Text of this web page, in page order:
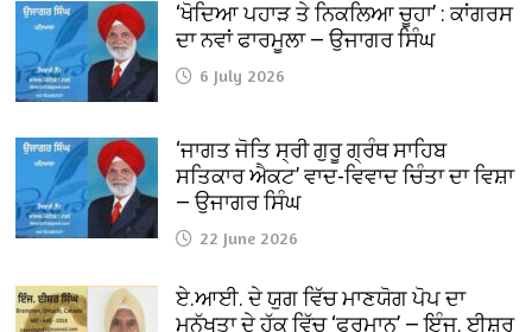
‘ਖੋਦਿਆ ਪਹਾੜ ਤੇ ਨਿਕਲਿਆ ਚੂਹਾ’ : ਕਾਂਗਰਸ
ਦਾ ਨਵਾਂ ਫਾਰਮੂਲਾ — ਉਜਾਗਰ ਸਿੰਘ
6 July 2026
‘ਜਾਗਤ ਜੋਤਿ ਸ੍ਰੀ ਗੁਰੂ ਗ੍ਰੰਥ ਸਾਹਿਬ
ਸਤਿਕਾਰ ਐਕਟ’ ਵਾਦ-ਵਿਵਾਦ ਚਿੰਤਾ ਦਾ ਵਿਸ਼ਾ
— ਉਜਾਗਰ ਸਿੰਘ
22 June 2026
ਏ.ਆਈ. ਦੇ ਯੁਗ ਵਿੱਚ ਮਾਣਯੋਗ ਪੋਪ ਦਾ
ਮਨੁੱਖਤਾ ਦੇ ਹੱਕ ਵਿੱਚ ‘ਫੁਰਮਾਨ’ — ਇੰਜ. ਈਸ਼ਰ